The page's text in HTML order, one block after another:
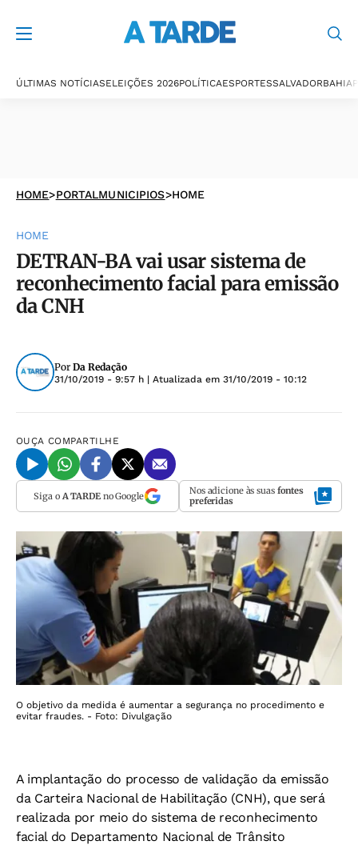
ÚLTIMAS NOTÍCIASELEIÇÕES 2026POLÍTICAESPORTESSALVADORBAHIA
HOME>PORTALMUNICIPIOS>HOME
HOME
DETRAN-BA vai usar sistema de
reconhecimento facial para emissão
da CNH
Por Da Redação
31/10/2019 - 9:57 h | Atualizada em 31/10/2019 - 10:12
OUÇA COMPARTILHE
Siga o A TARDEno Google Nos adicione às suas fontes
preferidas
O objetivo da medida é aumentar a segurança no procedimento e
evitar fraudes. - Foto: Divulgação
A implantação do processo de validação da emissão
da Carteira Nacional de Habilitação (CNH), que será
realizada por meio do sistema de reconhecimento
facial do Departamento Nacional de Trânsito